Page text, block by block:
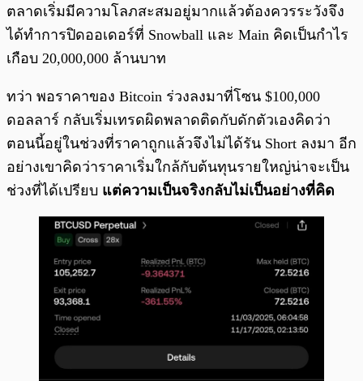
ตลาดเริ่มมีความโลภสะสมอยู่มากแล้วต้องควรระวังจึง
ได้ทำการปิดออเดอร์ที่ Snowball และ Main คิดเป็นกำไร
เกือบ 20,000,000 ล้านบาท
ทว่า พอราคาของ Bitcoin ร่วงลงมาที่โซน $100,000
ดอลลาร์ กลับเริ่มเทรดผิดพลาดติดกับดักตัวเองคิดว่า
ตอนนี้อยู่ในช่วงที่ราคาถูกแล้วจึงไม่ได้รัน Short ลงมา อีก
อย่างเขาคิดว่าราคาเริ่มใกล้กับต้นทุนรายใหญ่น่าจะเป็น
ช่วงที่ได้เปรียบ แต่ความเป็นจริงกลับไม่เป็นอย่างที่คิด